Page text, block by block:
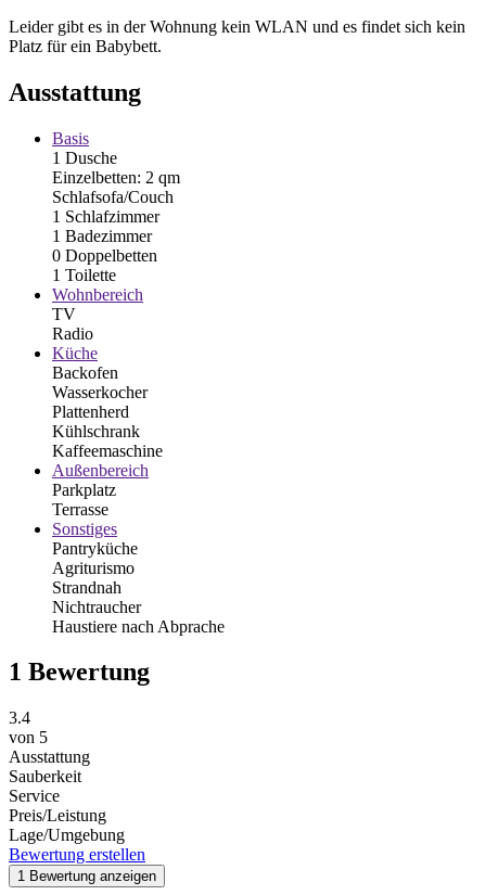
Leider gibt es in der Wohnung kein WLAN und es findet sich kein
Platz für ein Babybett.
Ausstattung
Basis
1 Dusche
Einzelbetten: 2 qm
Schlafsofa/Couch
1 Schlafzimmer
1 Badezimmer
0 Doppelbetten
1 Toilette
Wohnbereich
TV
Radio
Küche
Backofen
Wasserkocher
Plattenherd
Kühlschrank
Kaffeemaschine
Außenbereich
Parkplatz
Terrasse
Sonstiges
Pantryküche
Agriturismo
Strandnah
Nichtraucher
Haustiere nach Abprache
1 Bewertung
3.4
von 5
Ausstattung
Sauberkeit
Service
Preis/Leistung
Lage/Umgebung
Bewertung erstellen
1 Bewertung anzeigen